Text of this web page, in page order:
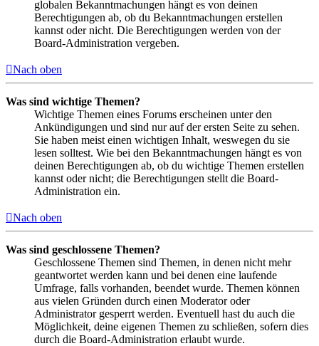
globalen Bekanntmachungen hängt es von deinen
Berechtigungen ab, ob du Bekanntmachungen erstellen
kannst oder nicht. Die Berechtigungen werden von der
Board-Administration vergeben.
Nach oben
Was sind wichtige Themen?
Wichtige Themen eines Forums erscheinen unter den
Ankündigungen und sind nur auf der ersten Seite zu sehen.
Sie haben meist einen wichtigen Inhalt, weswegen du sie
lesen solltest. Wie bei den Bekanntmachungen hängt es von
deinen Berechtigungen ab, ob du wichtige Themen erstellen
kannst oder nicht; die Berechtigungen stellt die Board-
Administration ein.
Nach oben
Was sind geschlossene Themen?
Geschlossene Themen sind Themen, in denen nicht mehr
geantwortet werden kann und bei denen eine laufende
Umfrage, falls vorhanden, beendet wurde. Themen können
aus vielen Gründen durch einen Moderator oder
Administrator gesperrt werden. Eventuell hast du auch die
Möglichkeit, deine eigenen Themen zu schließen, sofern dies
durch die Board-Administration erlaubt wurde.